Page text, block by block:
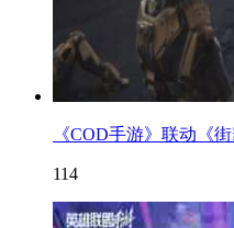
《COD手游》联动《
114